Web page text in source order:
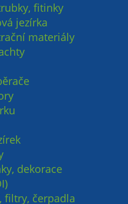
fitinky
jezírka
materiály
dekorace
filtry, čerpadla